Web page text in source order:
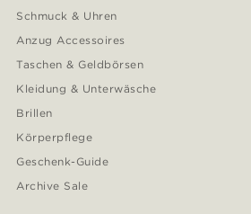
Schmuck & Uhren
Anzug Accessoires
Taschen & Geldbörsen
Kleidung & Unterwäsche
Brillen
Körperpflege
Geschenk-Guide
Archive Sale